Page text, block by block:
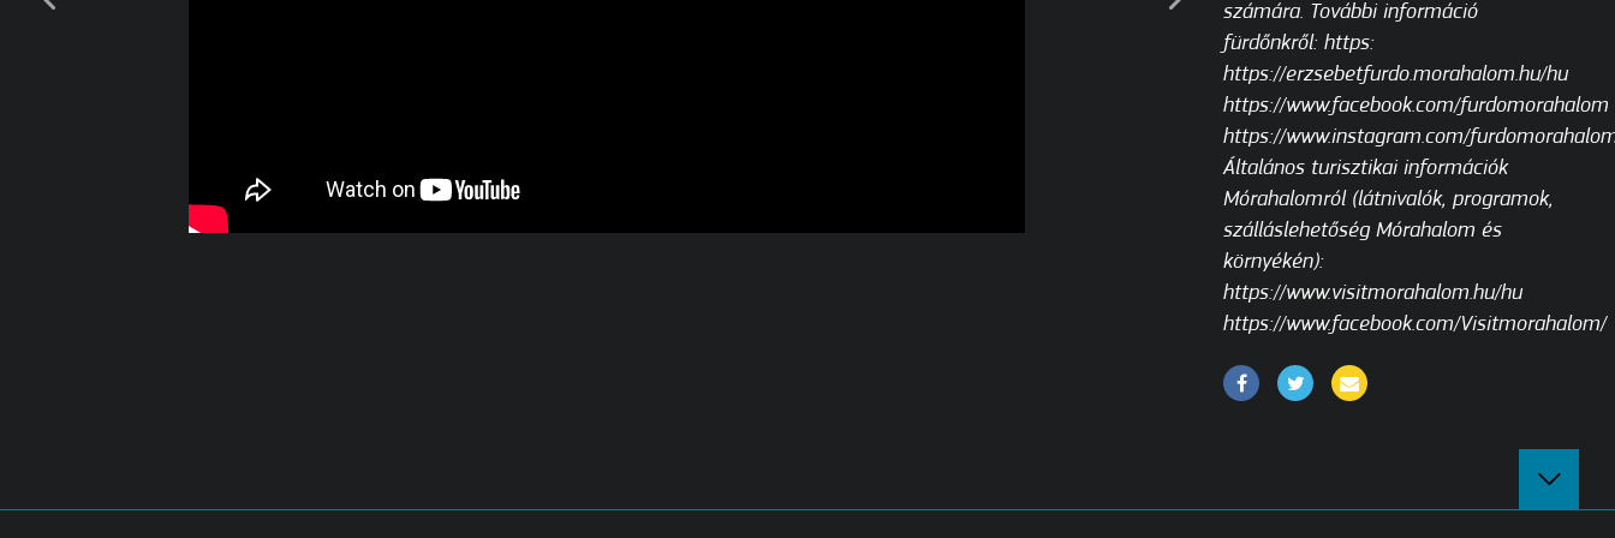
számára. További információ
fürdőnkről: https:
https://erzsebetfurdo.morahalom.hu/hu
https://www.facebook.com/furdomorahalom
https://www.instagram.com/
Általános turisztikai információk
Mórahalomról (látnivalók, programok,
szálláslehetőség Mórahalom és
környékén):
https://www.visitmorahalom.hu/hu
https://www.facebook.com/Visitmorahalom/